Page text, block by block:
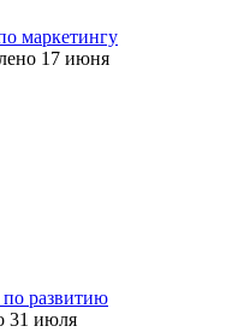
маркетингу
17 июня
по развитию
31 июля